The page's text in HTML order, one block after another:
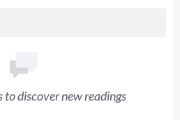
to discover new readings